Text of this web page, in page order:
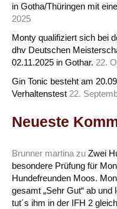
in Gotha/Thüringen mit
2025
Monty qualifiziert sich bei
dhv Deutschen
02.11.2025 in Gothar. 22.
Gin Tonic besteht am
Verhaltenstest 22.
Neueste
Brunner martina zu Zwei
besondere Prüfung für
Hundefreunden Moos.
gesamt „Sehr Gut“ ab
tut´s ihm in der IFH 2